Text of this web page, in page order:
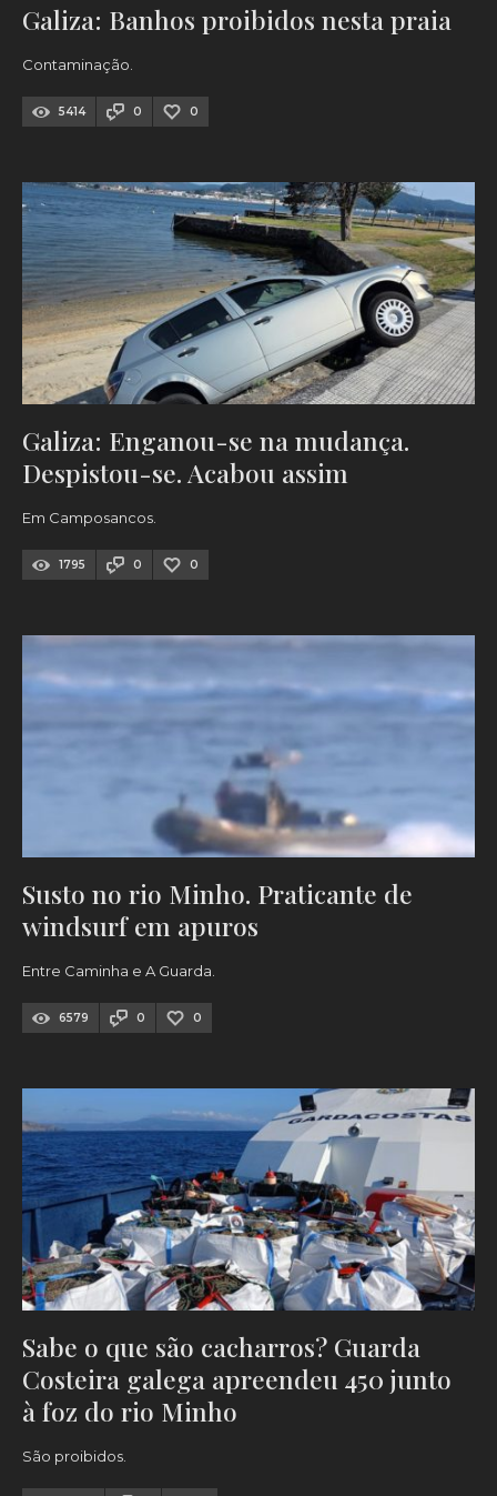
Galiza: Banhos proibidos nesta praia
Contaminação.
5414 0 0
Galiza: Enganou-se na mudança.
Despistou-se. Acabou assim
Em Camposancos.
1795 0 0
Susto no rio Minho. Praticante de
windsurf em apuros
Entre Caminha e A Guarda.
6579 0 0
Sabe o que são cacharros? Guarda
Costeira galega apreendeu 450 junto
à foz do rio Minho
São proibidos.